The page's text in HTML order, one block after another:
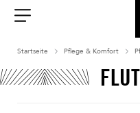
contenu
Startseite Pflege & Komfort